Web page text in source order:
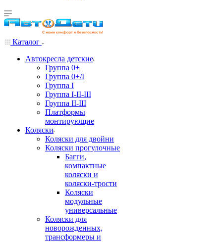
Каталог
Автокресла детские
Группа 0+
Группа 0+/I
Группа I
Группа I-II-III
Группа II-III
Платформы
монтирующие
Коляски
Коляски для двойни
Коляски прогулочные
Багги,
компактные
коляски и
коляски-трости
Коляски
модульные
универсальные
Коляски для
новорожденных,
трансформеры и